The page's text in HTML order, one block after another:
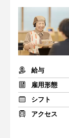
給与
雇用形態
シフト
アクセス